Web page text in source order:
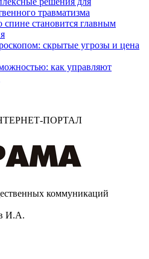
травматизма
спине становится главным
скрытые угрозы и цена
как управляют
ПОРТАЛ
коммуникаций
И.А.